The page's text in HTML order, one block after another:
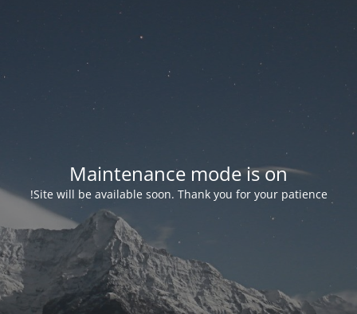
Maintenance mode is on
Site will be available soon. Thank you for your patience!